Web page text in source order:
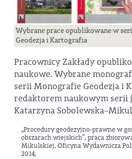
Wybrane prace opublikowane w
Geodezja i Kartografia
Pracownicy Zakłady
naukowe. Wybrane
serii Monografie Geodezja i
redaktorem naukowym serii
Katarzyna
„Procedury geodezyjno-prawne w
obszarach wiejskich”, praca
Mikulskiej, Oficyna Wydawnicza
2014;